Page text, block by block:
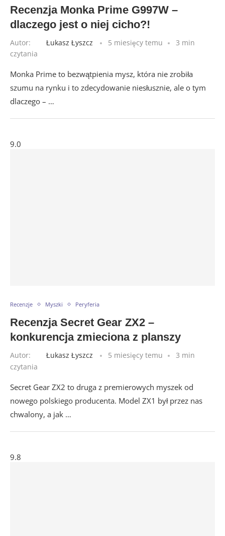
Recenzja Monka Prime G997W –
dlaczego jest o niej cicho?!
Autor: Łukasz Łyszcz 5 miesięcy temu
3 min
czytania
Monka Prime to bezwątpienia mysz, która nie zrobiła
szumu na rynku i to zdecydowanie niesłusznie, ale o tym
dlaczego – …
9.0
Recenzje Myszki Peryferia
Recenzja Secret Gear ZX2 –
konkurencja zmieciona z planszy
Autor: Łukasz Łyszcz 5 miesięcy temu
3 min
czytania
Secret Gear ZX2 to druga z premierowych myszek od
nowego polskiego producenta. Model ZX1 był przez nas
chwalony, a jak …
9.8